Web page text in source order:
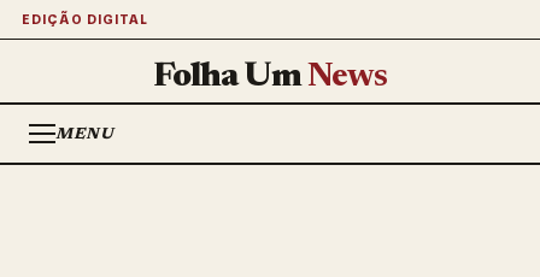
EDIÇÃO DIGITAL
Folha UmNews
MENU